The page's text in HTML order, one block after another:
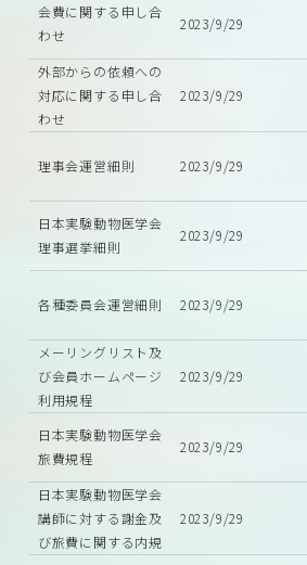
会費に関する申し合
わせ
2023/9/29
外部からの依頼への
対応に関する申し合
わせ
2023/9/29
理事会運営細則 2023/9/29
日本実験動物医学会
理事選挙細則
2023/9/29
各種委員会運営細則 2023/9/29
メーリングリスト及
び会員ホームページ
利用規程
2023/9/29
日本実験動物医学会
旅費規程
2023/9/29
日本実験動物医学会
講師に対する謝金及
び旅費に関する内規
2023/9/29